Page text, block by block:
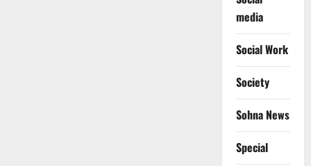
media
Social Work
Society
Sohna News
Special